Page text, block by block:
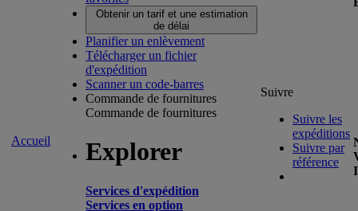
Accueil
Obtenir un tarif et une estimation
de délai
Planifier un enlèvement
Télécharger un fichier
d'expédition
Scanner un code-barres
Commande de fournitures
Commande de fournitures
Explorer
Services d'expédition
Services en option
Suivre
Suivre les
expéditions
Suivre par
référence